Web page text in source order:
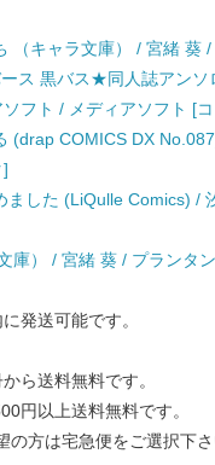
（キャラ文庫） / 宮緒 葵
ス 黒バス★同人誌アンソ
フト / メディアソフト [
(drap COMICS DX
ました (LiQulle Comics) /
庫） / 宮緒 葵 / プランタ
発送可能です。
ら送料無料です。
円以上送料無料です。
方は宅急便をご選択下さ